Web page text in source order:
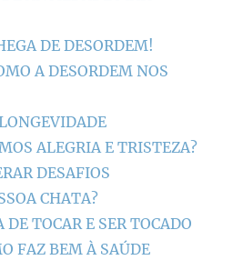
DE DESORDEM!
A DESORDEM NOS
ALEGRIA E TRISTEZA?
DESAFIOS
CHATA?
TOCAR E SER TOCADO
FAZ BEM À SAÚDE